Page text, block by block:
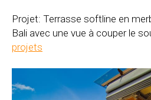
Projet: Terrasse softline en
Bali avec une vue à couper le
projets